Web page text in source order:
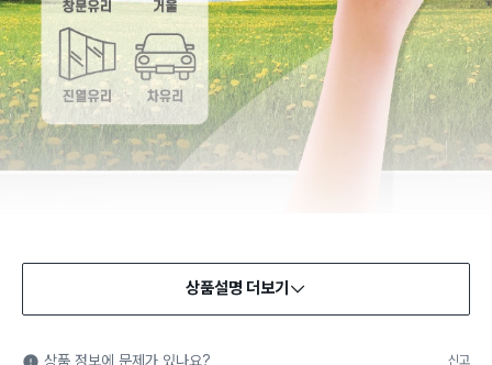
안전확인기준: 일상적인 생활 공간에 사용되는 화학제품 중에서
상품설명 더보기
상품 정보에 문제가 있나요? 신고